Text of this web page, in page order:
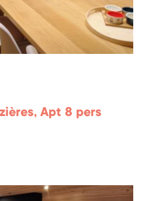
Apt 8 pers